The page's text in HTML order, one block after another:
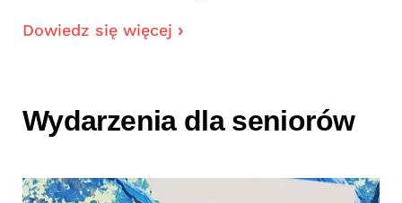
Dowiedz się więcej
Wydarzenia dla seniorów